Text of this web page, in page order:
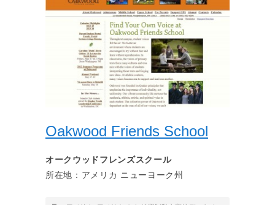
Oakwood Friends School
オークウッドフレンズスクール
所在地：アメリカ ニューヨーク州